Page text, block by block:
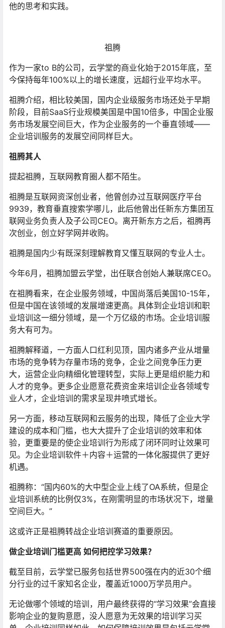
他的思考和实践。
祖腾
作为一家to B的公司，云学堂的商业化始于2015年底，至
今保持每年100%以上的增长速度，远超行业平均水平。
祖腾介绍，相比较美国，国内企业级服务市场还处于早期
阶段，目前SaaS行业规模美国是中国10倍多，中国企业服
务市场发展空间巨大，作为企业服务的一个垂直领域——
企业培训服务的发展空间同样巨大。
祖腾其人
提起祖腾，互联网教育圈人都不陌生。
祖腾是互联网资深创业者，他曾创办过互联网医疗平台
9939，教育垂直搜索学哪儿，此后他曾出任新东方集团互
联网业务负责人及子公司CEO。离开新东方之后，祖腾再
次创业，创立好学网并收购。
祖腾是国内少有既深刻理解教育又懂互联网的专业人士。
今年6月，祖腾加盟云学堂，出任联合创始人兼联席CEO。
在祖腾看来，在企业服务领域，中国尚落后美国10-15年，
但是中国在该领域的发展增速更高。具体到企业培训和职
业培训这一细分领域，是一个万亿级的市场。企业培训服
务大有可为。
祖腾解释道，一方面人口红利见顶，国内诸多产业从增量
市场的竞争转为存量市场的竞争，企业之间竞争压力更
大，运营企业向精细化管理转型，实际上更是组织能力和
人才的竞争。更多企业愿意花费资金来培训企业各领域专
业人才，企业培训的需求呈现井喷式增长。
另一方面，移动互联网和云服务的出现，降低了企业大学
建设的成本和门槛，也大大提升了企业培训的效率和体
验，更重要是的使企业培训行为形成了闭环同时让效果可
见。为企业培训软件＋内容＋运营的一体化服提供了更好
机遇。
祖腾称：“国内60%的大中型企业上线了OA系统，但是企
业培训系统的比例仅3%，在刚需明显的市场状况下，增量
空间巨大。”
这或许正是祖腾转战企业培训赛道的重要原因。
做企业培训门槛更高 如何把控学习效果？
截至目前，云学堂已服务包括世界500强在内的近30个细
分行业的过千家知名企业，覆盖近1000万学员用户。
无论做哪个领域的培训，用户最终获得的“学习效果”会直接
影响企业的复购意愿，没人愿意为无效果的培训学习买